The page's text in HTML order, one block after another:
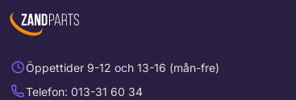
Öppettider 9-12 och 13-16 (mån-fre)
Telefon: 013-31 60 34